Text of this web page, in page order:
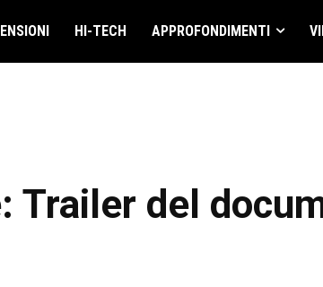
HI-TECH APPROFONDIMENTI
Trailer del